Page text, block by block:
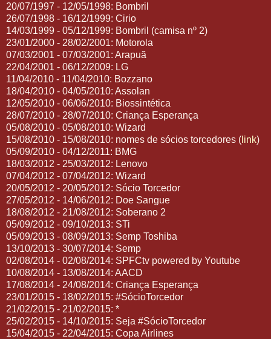
20/07/1997 - 12/05/1998: Bombril
26/07/1998 - 16/12/1999: Cirio
14/03/1999 - 05/12/1999: Bombril (camisa nº 2)
23/01/2000 - 28/02/2001: Motorola
07/03/2001 - 07/03/2001: Arapuã
22/04/2001 - 06/12/2009: LG
11/04/2010 - 11/04/2010: Bozzano
18/04/2010 - 04/05/2010: Assolan
12/05/2010 - 06/06/2010: Biossintética
28/07/2010 - 28/07/2010: Criança Esperança
05/08/2010 - 05/08/2010: Wizard
15/08/2010 - 15/08/2010: nomes de sócios torcedores ( link)
05/09/2010 - 04/12/2011: BMG
18/03/2012 - 25/03/2012: Lenovo
07/04/2012 - 07/04/2012: Wizard
20/05/2012 - 20/05/2012: Sócio Torcedor
27/05/2012 - 14/06/2012: Doe Sangue
18/08/2012 - 21/08/2012: Soberano 2
05/09/2012 - 09/10/2013: STi
05/09/2013 - 08/09/2013: Semp Toshiba
13/10/2013 - 30/07/2014: Semp
02/08/2014 - 02/08/2014: SPFCtv powered by Youtube
10/08/2014 - 13/08/2014: AACD
17/08/2014 - 24/08/2014: Criança Esperança
23/01/2015 - 18/02/2015: #SócioTorcedor
21/02/2015 - 21/02/2015: *
25/02/2015 - 14/10/2015: Seja #SócioTorcedor
15/04/2015 - 22/04/2015: Copa Airlines